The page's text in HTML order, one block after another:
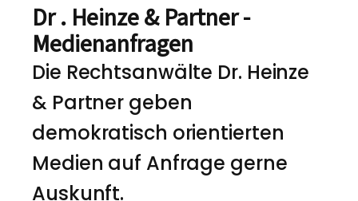
Dr . Heinze & Partner -
Medienanfragen
Die Rechtsanwälte Dr. Heinze
& Partner geben
demokratisch orientierten
Medien auf Anfrage gerne
Auskunft.